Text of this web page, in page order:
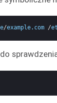
/example. com /